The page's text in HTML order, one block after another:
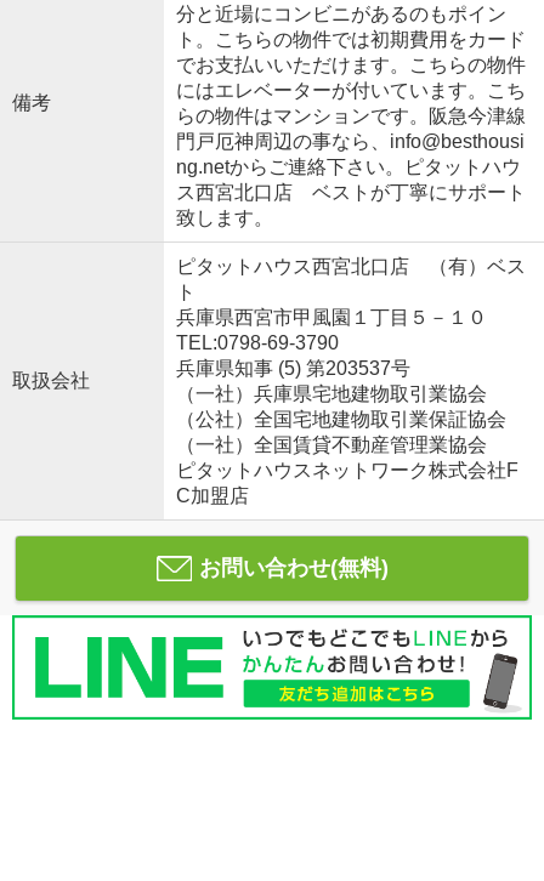
備考
分と近場にコンビニがあるのもポイン
ト。こちらの物件では初期費用をカード
でお支払いいただけます。こちらの物件
にはエレベーターが付いています。こち
らの物件はマンションです。阪急今津線
門戸厄神周辺の事なら、info@besthousi
ng.netからご連絡下さい。ピタットハウ
ス西宮北口店 ベストが丁寧にサポート
致します。
取扱会社
ピタットハウス西宮北口店 （有）ベス
ト
兵庫県西宮市甲風園１丁目５－１０
TEL:0798-69-3790
兵庫県知事 (5) 第203537号
（一社）兵庫県宅地建物取引業協会
（公社）全国宅地建物取引業保証協会
（一社）全国賃貸不動産管理業協会
ピタットハウスネットワーク株式会社F
C加盟店
お問い合わせ(無料)